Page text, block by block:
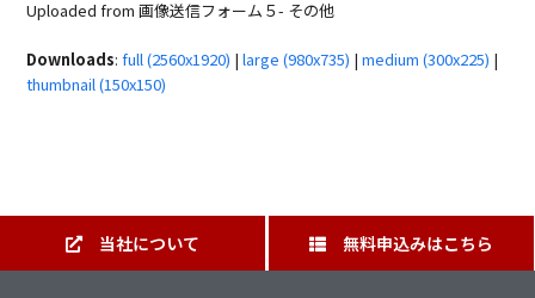
Uploaded from 画像送信フォーム５- その他
Downloads:full (2560x1920) |large (980x735) |medium (300x225) |
thumbnail (150x150)
当社について 無料申込みはこちら